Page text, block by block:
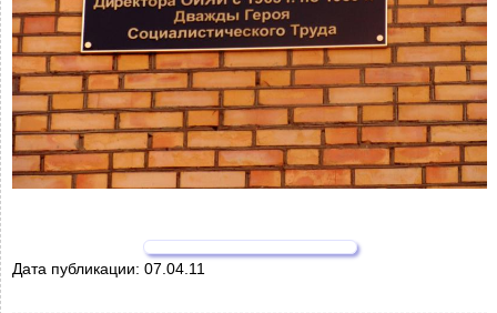
Дата публикации: 07.04.11